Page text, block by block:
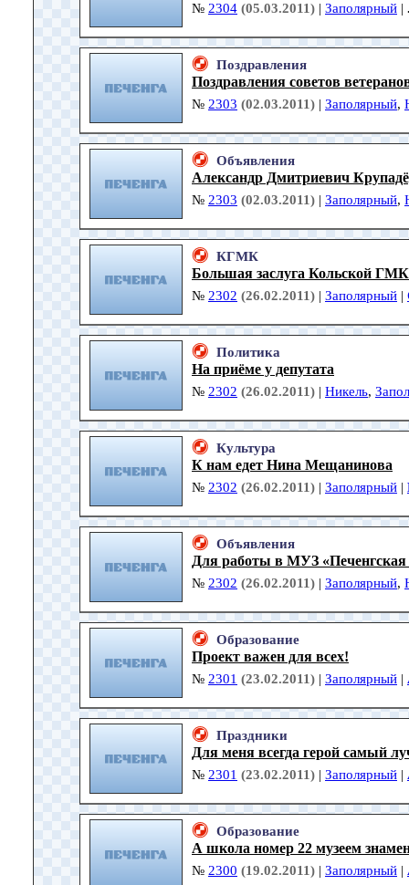
№ 2304 (05.03.2011) | Заполярный |
Поздравления
Поздравления советов
№ 2303 (02.03.2011) | Заполярный,
Объявления
Александр Дмитриевич
№ 2303 (02.03.2011) | Заполярный,
КГМК
Большая заслуга Кольской ГМК
№ 2302 (26.02.2011) | Заполярный |
Политика
На приёме у депутата
№ 2302 (26.02.2011) | Никель,
Культура
К нам едет Нина Мещанинова
№ 2302 (26.02.2011) | Заполярный |
Объявления
Для работы в МУЗ
№ 2302 (26.02.2011) | Заполярный,
Образование
Проект важен для всех!
№ 2301 (23.02.2011) | Заполярный |
Праздники
Для меня всегда герой самый
№ 2301 (23.02.2011) | Заполярный |
Образование
А школа номер 22 музеем
№ 2300 (19.02.2011) | Заполярный |